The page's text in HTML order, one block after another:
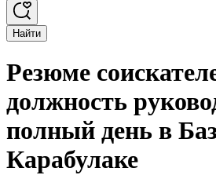
Найти
Резюме
должность
полный день в
Карабулаке